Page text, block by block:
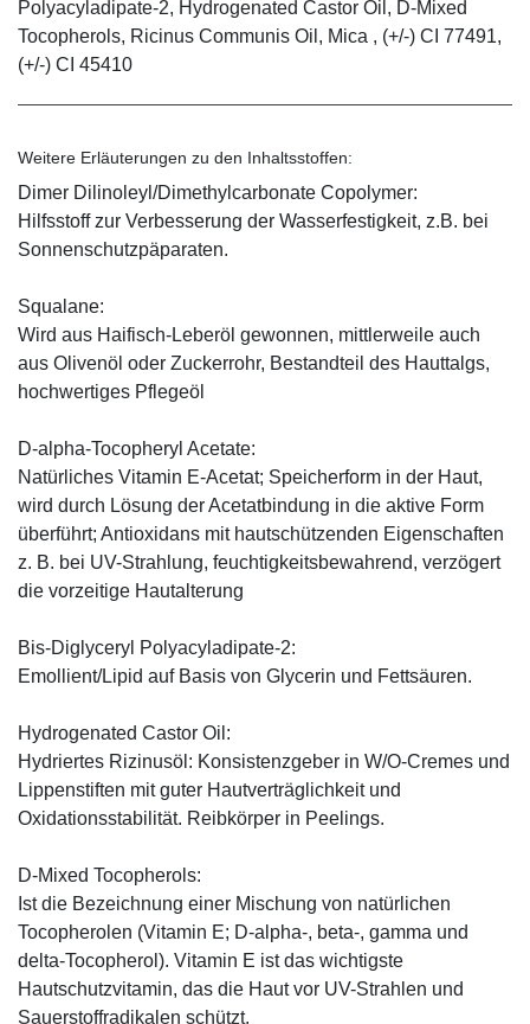
Polyacyladipate-2, Hydrogenated Castor Oil, D-Mixed
Tocopherols, Ricinus Communis Oil, Mica , (+/-) CI 77491,
(+/-) CI 45410
Weitere Erläuterungen zu den Inhaltsstoffen:
Dimer Dilinoleyl/Dimethylcarbonate Copolymer:
Hilfsstoff zur Verbesserung der Wasserfestigkeit, z.B. bei
Sonnenschutzpäparaten.
Squalane:
Wird aus Haifisch-Leberöl gewonnen, mittlerweile auch
aus Olivenöl oder Zuckerrohr, Bestandteil des Hauttalgs,
hochwertiges Pflegeöl
D-alpha-Tocopheryl Acetate:
Natürliches Vitamin E-Acetat; Speicherform in der Haut,
wird durch Lösung der Acetatbindung in die aktive Form
überführt; Antioxidans mit hautschützenden Eigenschaften
z. B. bei UV-Strahlung, feuchtigkeitsbewahrend, verzögert
die vorzeitige Hautalterung
Bis-Diglyceryl Polyacyladipate-2:
Emollient/Lipid auf Basis von Glycerin und Fettsäuren.
Hydrogenated Castor Oil:
Hydriertes Rizinusöl: Konsistenzgeber in W/O-Cremes und
Lippenstiften mit guter Hautverträglichkeit und
Oxidationsstabilität. Reibkörper in Peelings.
D-Mixed Tocopherols:
Ist die Bezeichnung einer Mischung von natürlichen
Tocopherolen (Vitamin E; D-alpha-, beta-, gamma und
delta-Tocopherol). Vitamin E ist das wichtigste
Hautschutzvitamin, das die Haut vor UV-Strahlen und
Sauerstoffradikalen schützt.